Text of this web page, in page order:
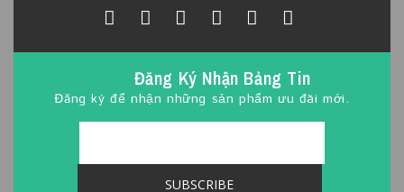
Đăng Ký Nhận Bảng Tin
Đăng ký để nhận những sản phẩm ưu đãi mới.